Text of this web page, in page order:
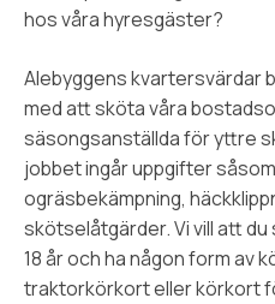
hos våra hyresgäster?
Alebyggens kvartersvärdar
med att sköta våra
säsongsanställda för yttre
jobbet ingår uppgifter
ogräsbekämpning,
skötselåtgärder. Vi vill att
18 år och ha någon form av
traktorkörkort eller körkort